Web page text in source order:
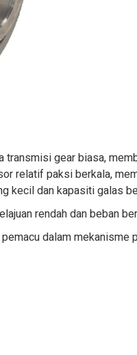
gear biasa,
relatif paksi berkala,
kecil dan kapasiti galas
rendah dan beban
dalam mekanisme